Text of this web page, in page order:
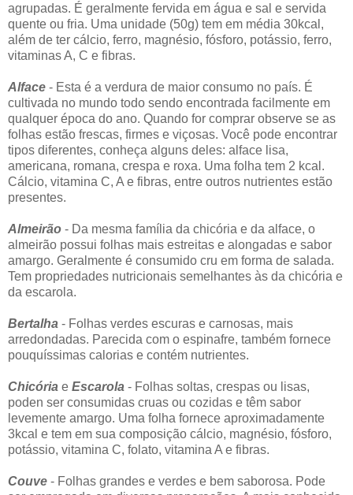
agrupadas. É geralmente fervida em água e sal e servida
quente ou fria. Uma unidade (50g) tem em média 30kcal,
além de ter cálcio, ferro, magnésio, fósforo, potássio, ferro,
vitaminas A, C e fibras.
Alface - Esta é a verdura de maior consumo no país. É
cultivada no mundo todo sendo encontrada facilmente em
qualquer época do ano. Quando for comprar observe se as
folhas estão frescas, firmes e viçosas. Você pode encontrar
tipos diferentes, conheça alguns deles: alface lisa,
americana, romana, crespa e roxa. Uma folha tem 2 kcal.
Cálcio, vitamina C, A e fibras, entre outros nutrientes estão
presentes.
Almeirão - Da mesma família da chicória e da alface, o
almeirão possui folhas mais estreitas e alongadas e sabor
amargo. Geralmente é consumido cru em forma de salada.
Tem propriedades nutricionais semelhantes às da chicória e
da escarola.
Bertalha - Folhas verdes escuras e carnosas, mais
arredondadas. Parecida com o espinafre, também fornece
pouquíssimas calorias e contém nutrientes.
Chicória e Escarola - Folhas soltas, crespas ou lisas,
poden ser consumidas cruas ou cozidas e têm sabor
levemente amargo. Uma folha fornece aproximadamente
3kcal e tem em sua composição cálcio, magnésio, fósforo,
potássio, vitamina C, folato, vitamina A e fibras.
Couve - Folhas grandes e verdes e bem saborosa. Pode